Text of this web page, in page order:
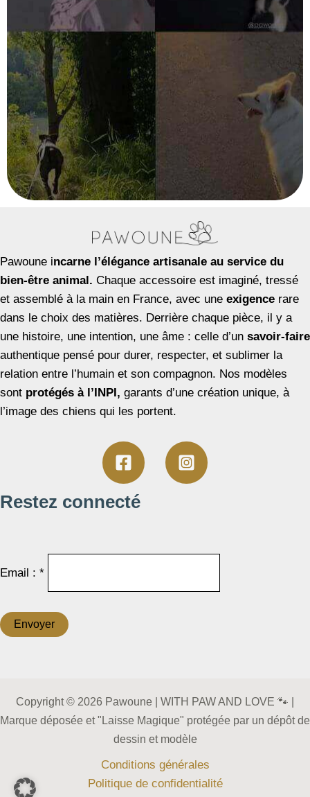
Pawoune incarne l’élégance artisanale au service du
bien-être animal. Chaque accessoire est imaginé, tressé
et assemblé à la main en France, avec une exigence rare
dans le choix des matières. Derrière chaque pièce, il y a
une histoire, une intention, une âme : celle d’un savoir-faire
authentique pensé pour durer, respecter, et sublimer la
relation entre l’humain et son compagnon. Nos modèles
sont protégés à l’INPI, garants d’une création unique, à
l’image des chiens qui les portent.
Restez connecté
Email : *
Copyright © 2026 Pawoune | WITH PAW AND LOVE 🐾 |
Marque déposée et "Laisse Magique" protégée par un dépôt de
dessin et modèle
Conditions générales
Politique de confidentialité